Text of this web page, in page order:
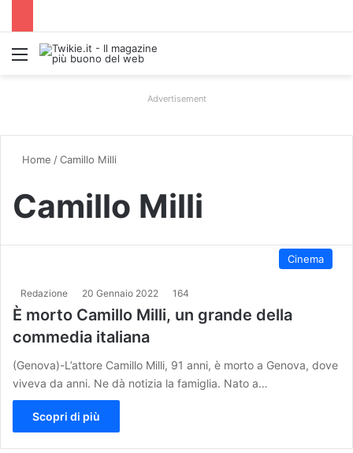
Menu
Advertisement
Home /Camillo Milli
Camillo Milli
Cinema
Redazione 20 Gennaio 2022 164
È morto Camillo Milli, un grande della
commedia italiana
(Genova)-L’attore Camillo Milli, 91 anni, è morto a Genova, dove
viveva da anni. Ne dà notizia la famiglia. Nato a…
Scopri di più